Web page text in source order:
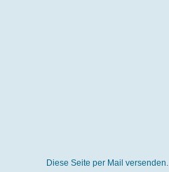
Diese Seite per Mail versenden.